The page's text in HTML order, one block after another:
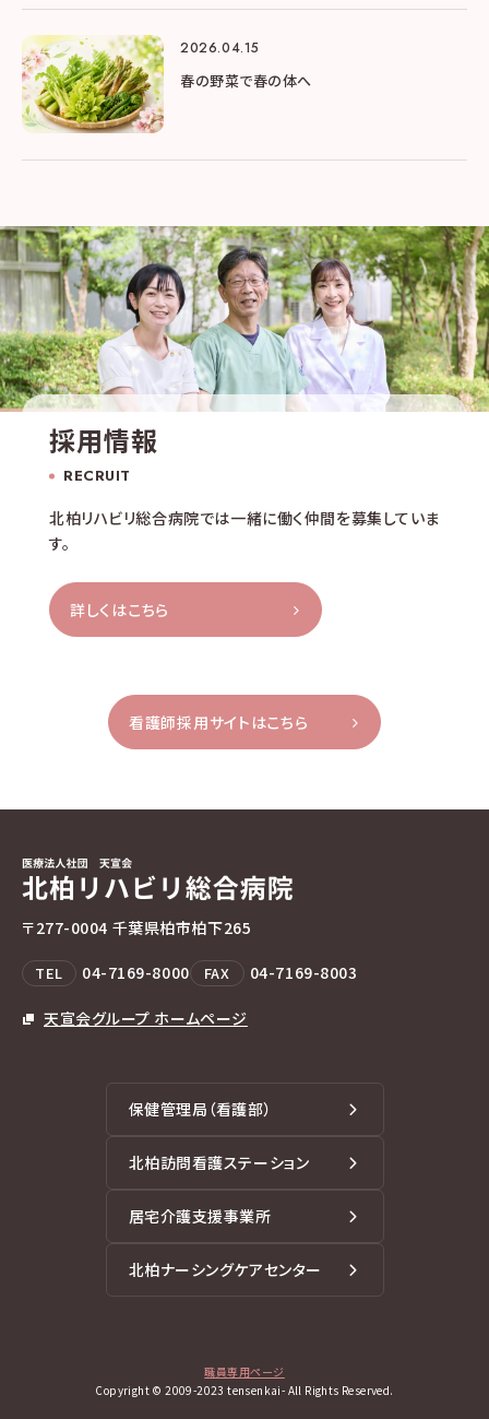
2026.04.15
春の野菜で春の体へ
採用情報
RECRUIT
北柏リハビリ総合病院では一緒に働く仲間を募集していま
す。
詳しくはこちら
看護師採用サイトはこちら
保健管理局（看護部）
北柏訪問看護ステーション
居宅介護支援事業所
北柏ナーシングケアセンター
〒277-0004 千葉県柏市柏下265
TEL 04-7169-8000 FAX 04-7169-8003
天宣会グループ ホームページ
職員専用ページ
Copyright © 2009-2023 tensenkai- All Rights Reserved.